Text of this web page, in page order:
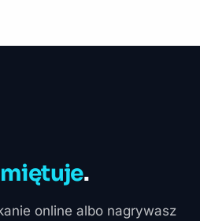
.
online albo nagrywasz